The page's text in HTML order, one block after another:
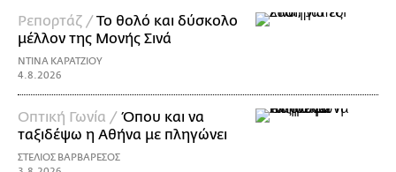
Ρεπορτάζ / Το θολό και δύσκολο
μέλλον της Μονής Σινά
ΝΤΙΝΑ ΚΑΡΑΤΖΙΟΥ
4.8.2026
Οπτική Γωνία /Όπου και να
ταξιδέψω η Αθήνα με πληγώνει
ΣΤΕΛΙΟΣ ΒΑΡΒΑΡΕΣΟΣ